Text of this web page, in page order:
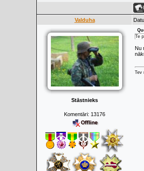
Valduha
Stāstnieks
Komentāri: 13176
Te
Nu
Tev